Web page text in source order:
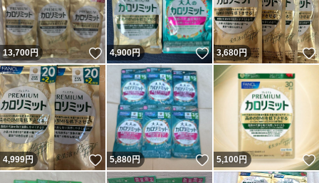
13,700円 いいね！
4,900円 いいね！
3,680円
4,999円 いいね！
5,880円 いいね！
5,100円